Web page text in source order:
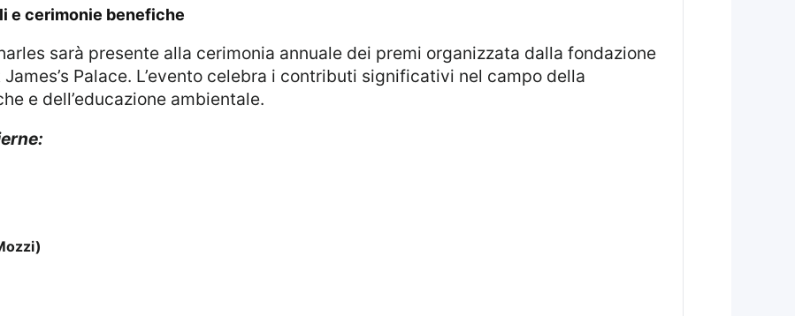
e cerimonie benefiche
Palace. L’evento celebra i contributi significativi nel campo della
e dell’educazione ambientale.